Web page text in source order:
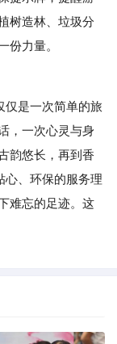
树造林、垃圾分
份力量。
是一次简单的旅
，一次心灵与身
韵悠长，再到香
心、环保的服务理
难忘的足迹。这